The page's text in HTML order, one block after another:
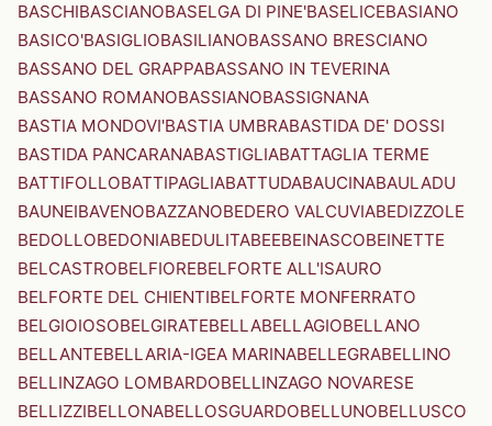
BASCHIBASCIANOBASELGA DI PINE'BASELICEBASIANO
BASICO'BASIGLIOBASILIANOBASSANO BRESCIANO
BASSANO DEL GRAPPABASSANO IN TEVERINA
BASSANO ROMANOBASSIANOBASSIGNANA
BASTIA MONDOVI'BASTIA UMBRABASTIDA DE' DOSSI
BASTIDA PANCARANABASTIGLIABATTAGLIA TERME
BATTIFOLLOBATTIPAGLIABATTUDABAUCINABAULADU
BAUNEIBAVENOBAZZANOBEDERO VALCUVIABEDIZZOLE
BEDOLLOBEDONIABEDULITABEEBEINASCOBEINETTE
BELCASTROBELFIOREBELFORTE ALL'ISAURO
BELFORTE DEL CHIENTIBELFORTE MONFERRATO
BELGIOIOSOBELGIRATEBELLABELLAGIOBELLANO
BELLANTEBELLARIA-IGEA MARINABELLEGRABELLINO
BELLINZAGO LOMBARDOBELLINZAGO NOVARESE
BELLIZZIBELLONABELLOSGUARDOBELLUNOBELLUSCO